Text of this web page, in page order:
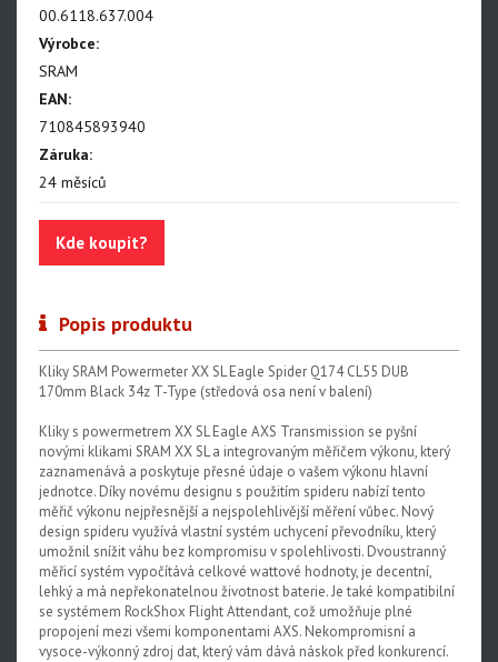
SX Eagle
X01DH
GX
GX DH
NX
Hammerhead Karoo
Red AXS E1
Force AXS E1
Rival AXS E1
Force XPLR AXS E1
Rival XPLR AXS E1
Force eTap AXS Iridescent
Force eTap AXS
Rival eTap AXS
00.6118.637.004
Výrobce:
SRAM
EAN:
710845893940
Záruka:
24 měsíců
Kde koupit?
Popis produktu
Kliky SRAM Powermeter XX SL Eagle Spider Q174 CL55 DUB
170mm Black 34z T-Type (středová osa není v balení)
Kliky s powermetrem XX SL Eagle AXS Transmission se pyšní
novými klikami SRAM XX SL a integrovaným měřičem výkonu, který
zaznamenává a poskytuje přesné údaje o vašem výkonu hlavní
jednotce. Díky novému designu s použitím spideru nabízí tento
měřič výkonu nejpřesnější a nejspolehlivější měření vůbec. Nový
design spideru využívá vlastní systém uchycení převodníku, který
umožnil snížit váhu bez kompromisu v spolehlivosti. Dvoustranný
měřicí systém vypočítává celkové wattové hodnoty, je decentní,
lehký a má nepřekonatelnou životnost baterie. Je také kompatibilní
se systémem RockShox Flight Attendant, což umožňuje plné
propojení mezi všemi komponentami AXS. Nekompromisní a
vysoce-výkonný zdroj dat, který vám dává náskok před konkurencí.